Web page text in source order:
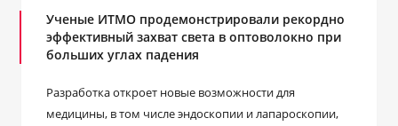
Ученые ИТМО продемонстрировали рекордно
эффективный захват света в оптоволокно при
больших углах падения
Разработка откроет новые возможности для
медицины, в том числе эндоскопии и лапароскопии,